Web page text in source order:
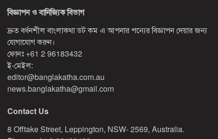
বিজ্ঞাপন ও বানিজ্যিক বিভাগ
দ্রুত বর্ধনশীল বাংলাকথা ডট কম এ আপনার পন্যের বিজ্ঞাপন দেয়ার জন্য
যোগাযোগ করুন।
ফোনঃ +61 2 96183432
ই-মেইল:
editor@banglakatha.com.au
news.banglakatha@gmail.com
Contact Us
8 Offtake Street, Leppington, NSW- 2569, Australia.